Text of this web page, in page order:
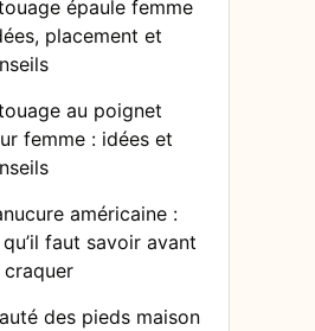
épaule femme
placement et
au poignet
femme : idées et
américaine :
faut savoir avant
craquer
des pieds maison